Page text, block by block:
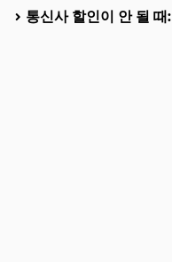
통신사 할인이 안 될 때: